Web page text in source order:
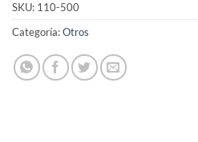
SKU: 110-500
Categoría:Otros